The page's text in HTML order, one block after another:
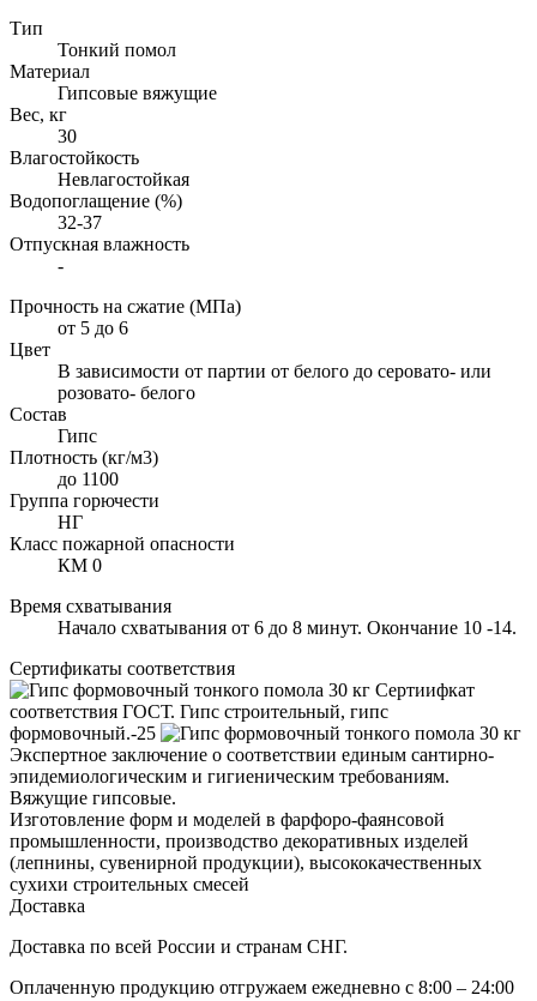
Тип
Тонкий помол
Материал
Гипсовые вяжущие
Вес, кг
30
Влагостойкость
Невлагостойкая
Водопоглащение (%)
32-37
Отпускная влажность
-
Прочность на сжатие (МПа)
от 5 до 6
Цвет
В зависимости от партии от белого до серовато- или
розовато- белого
Состав
Гипс
Плотность (кг/м3)
до 1100
Группа горючести
НГ
Класс пожарной опасности
КМ 0
Время схватывания
Начало схватывания от 6 до 8 минут. Окончание 10 -14.
Сертификаты соответствия
Сертиифкат
соответствия ГОСТ. Гипс строительный, гипс
формовочный.-25
Экспертное заключение о соответствии единым сантирно-
эпидемиологическим и гигиеническим требованиям.
Вяжущие гипсовые.
Изготовление форм и моделей в фарфоро-фаянсовой
промышленности, производство декоративных изделей
(лепнины, сувенирной продукции), высококачественных
сухихи строительных смесей
Доставка
Доставка по всей России и странам СНГ.
Оплаченную продукцию отгружаем ежедневно с 8:00 – 24:00